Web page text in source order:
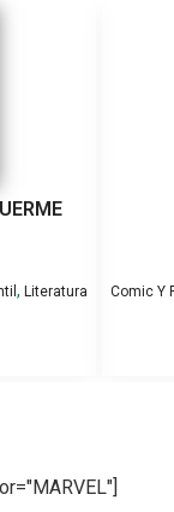
, Literatura
Comic Y